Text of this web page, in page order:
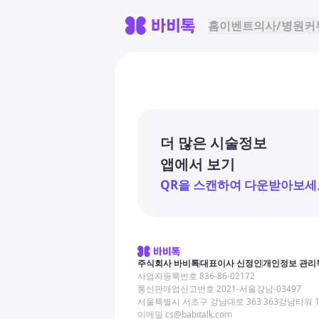
홈이벤트의사/병원커
더 많은 시술정보
앱에서 보기
QR을 스캔하여 다운받아보세
주식회사 바비톡대표이사 신정인개인정보 관리
사업자등록번호 836-86-02172
통신판매업신고번호 2021-서울강남-03497
서울특별시 서초구 강남대로 363 363강남타워
이메일 cs@babitalk.com